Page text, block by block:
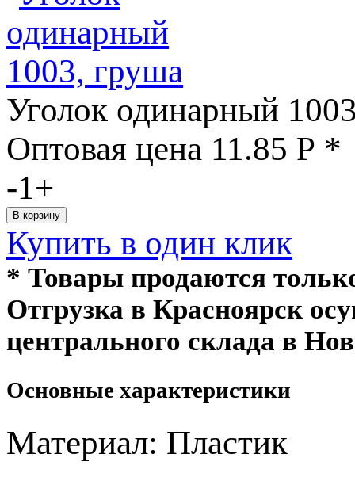
Уголок одинарный
Оптовая цена 11.85 Р *
-1+
Купить в один клик
* Товары продаются
Отгрузка в Красноярск
центрального склада в
Основные характеристики
Материал: Пластик